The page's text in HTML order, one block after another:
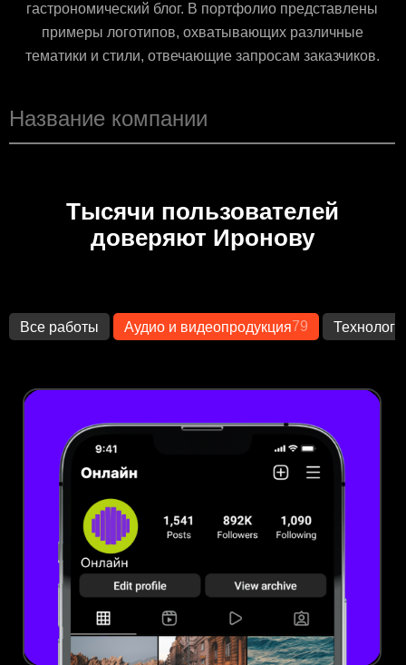
гастрономический блог. В портфолио представлены
примеры логотипов, охватывающих различные
тематики и стили, отвечающие запросам заказчиков.
Тысячи пользователей
доверяют Иронову
Все работы Аудио и видеопродукция79